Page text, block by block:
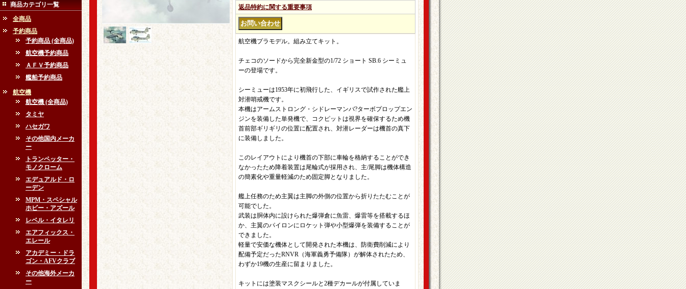
商品カテゴリ一覧
全商品
予約商品
予約商品 (全商品)
航空機予約商品
ＡＦＶ予約商品
艦船予約商品
航空機
航空機 (全商品)
タミヤ
ハセガワ
その他国内メーカ
ー
トランペッター・
モノクローム
エデュアルド・ロ
ーデン
MPM・スペシャル
ホビー・アズール
レベル・イタレリ
エアフィックス・
エレール
アカデミー・ドラ
ゴン・AFVクラブ
その他海外メーカ
ー
返品特約に関する重要事項
航空機プラモデル。組み立てキット。
チェコのソードから完全新金型の1/72 ショート SB.6 シーミュ
ーの登場です。
シーミューは1953年に初飛行した、イギリスで試作された艦上
対潜哨戒機です。
本機はアームストロング・シドレーマンバ?ターボプロップエン
ジンを装備した単発機で、コクピットは視界を確保するため機
首前部ギリギリの位置に配置され、対潜レーダーは機首の真下
に装備しました。
このレイアウトにより機首の下部に車輪を格納することができ
なかったため降着装置は尾輪式が採用され、主/尾脚は機体構造
の簡素化や重量軽減のため固定脚となりました。
艦上任務のため主翼は主脚の外側の位置から折りたたむことが
可能でした。
武装は胴体内に設けられた爆弾倉に魚雷、爆雷等を搭載するほ
か、主翼のパイロンにロケット弾や小型爆弾を装備することが
できました。
軽量で安価な機体として開発された本機は、防衛費削減により
配備予定だったRNVR（海軍義勇予備隊）が解体されたため、
わずか19機の生産に留まりました。
キットには塗装マスクシールと2種デカールが付属していま